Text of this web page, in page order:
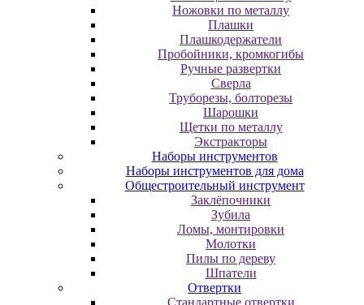
Ножовки по металлу
Плашки
Плашкодержатели
Пробойники, кромкогибы
Ручные развертки
Сверла
Труборезы, болторезы
Шарошки
Щетки по металлу
Экcтpaктopы
Наборы инструментов
Наборы инструментов для дома
Общестроительный инструмент
Заклёпочники
Зубила
Ломы, монтировки
Молотки
Пилы по дереву
Шпатели
Отвертки
Cтандартные отвертки